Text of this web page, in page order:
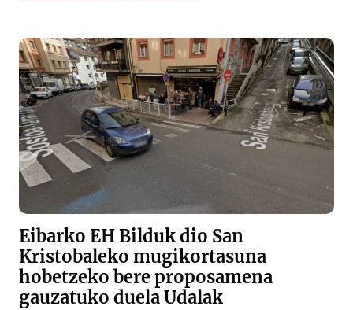
Eibarko EH Bilduk dio San
Kristobaleko mugikortasuna
hobetzeko bere proposamena
gauzatuko duela Udalak